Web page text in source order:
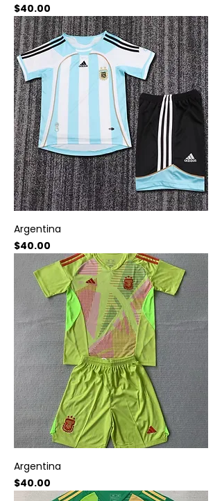
Precio
$40.00
Argentina
Precio
$40.00
Argentina
Precio
$40.00